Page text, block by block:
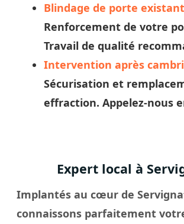
Blindage de porte
Renforcement de votre
Travail de qualité
Intervention après
Sécurisation et
effraction. Appelez-nous
Expert local à
Implantés au cœur de
connaissons parfaitement